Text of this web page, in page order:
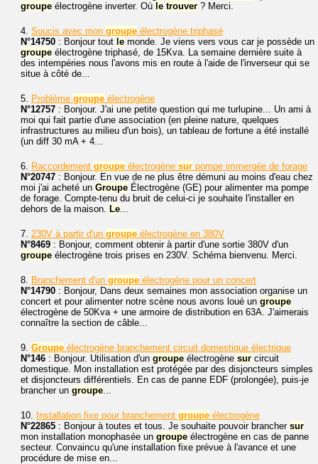
groupe électrogène inverter. Où le trouver ? Merci.
4. Soucis avec mon groupe électrogène triphasé
N°14750 : Bonjour tout le monde. Je viens vers vous car je possède un
groupe électrogène triphasé, de 15Kva. La semaine dernière suite à
des intempéries nous l'avons mis en route à l'aide de l'inverseur qui se
situe à côté de...
5. Problème groupe électrogène
N°12757 : Bonjour. J'ai une petite question qui me turlupine... Un ami à
moi qui fait partie d'une association (en pleine nature, quelques
infrastructures au milieu d'un bois), un tableau de fortune a été installé
(un diff 30 mA + 4...
6. Raccordement groupe électrogène sur pompe immergée de forage
N°20747 : Bonjour. En vue de ne plus être démuni au moins d'eau chez
moi j'ai acheté un Groupe Électrogène (GE) pour alimenter ma pompe
de forage. Compte-tenu du bruit de celui-ci je souhaite l'installer en
dehors de la maison. Le...
7. 230V à partir d'un groupe électrogène en 380V
N°8469 : Bonjour, comment obtenir à partir d'une sortie 380V d'un
groupe électrogène trois prises en 230V. Schéma bienvenu. Merci.
8. Branchement d'un groupe électrogène pour un concert
N°14790 : Bonjour, Dans deux semaines mon association organise un
concert et pour alimenter notre scène nous avons loué un groupe
électrogène de 50Kva + une armoire de distribution en 63A. J'aimerais
connaître la section de câble...
9. Groupe électrogène branchement circuit domestique électrique
N°146 : Bonjour. Utilisation d'un groupe électrogène sur circuit
domestique. Mon installation est protégée par des disjoncteurs simples
et disjoncteurs différentiels. En cas de panne EDF (prolongée), puis-je
brancher un groupe...
10. Installation fixe pour branchement groupe électrogène
N°22865 : Bonjour à toutes et tous. Je souhaite pouvoir brancher sur
mon installation monophasée un groupe électrogène en cas de panne
secteur. Convaincu qu'une installation fixe prévue à l'avance et une
procédure de mise en...